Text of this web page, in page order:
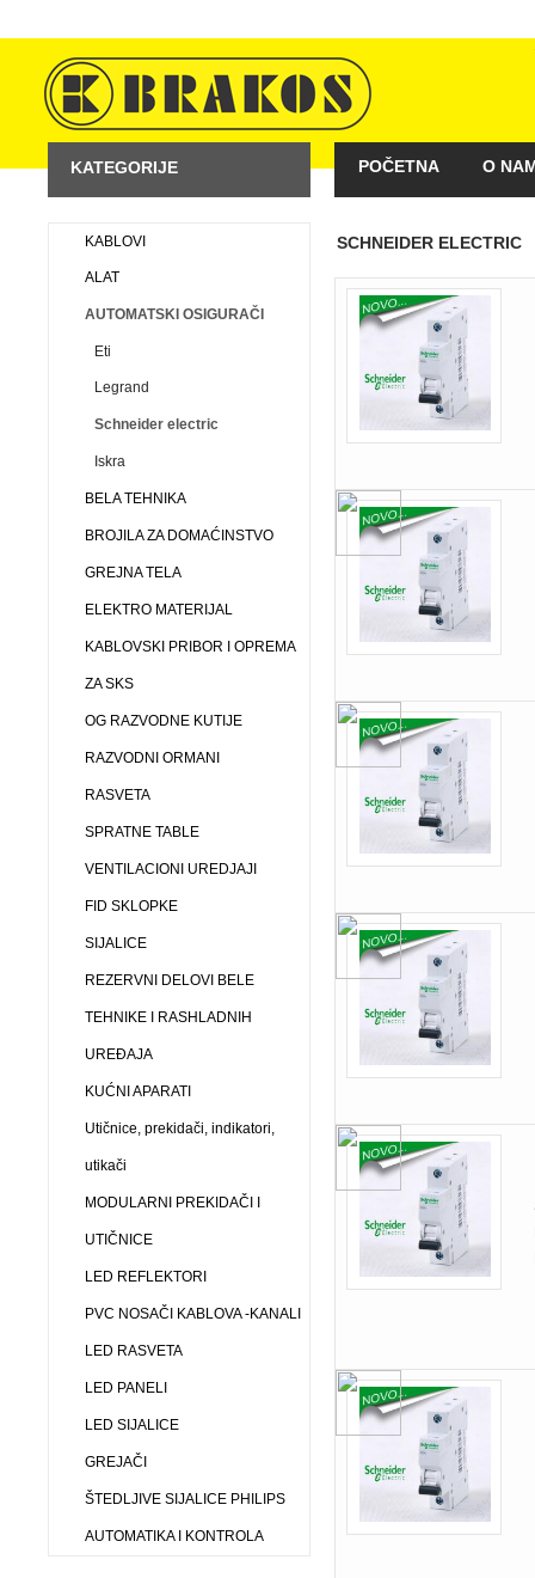
POČETNA O
KATEGORIJE
KABLOVI
ALAT
AUTOMATSKI OSIGURAČI
Eti
Legrand
Schneider electric
Iskra
BELA TEHNIKA
BROJILA ZA DOMAĆINSTVO
GREJNA TELA
ELEKTRO MATERIJAL
KABLOVSKI PRIBOR I OPREMA
ZA SKS
OG RAZVODNE KUTIJE
RAZVODNI ORMANI
RASVETA
SPRATNE TABLE
VENTILACIONI UREDJAJI
FID SKLOPKE
SIJALICE
REZERVNI DELOVI BELE
TEHNIKE I RASHLADNIH
UREĐAJA
KUĆNI APARATI
Utičnice, prekidači, indikatori,
utikači
MODULARNI PREKIDAČI I
UTIČNICE
LED REFLEKTORI
PVC NOSAČI KABLOVA -KANALI
LED RASVETA
LED PANELI
LED SIJALICE
GREJAČI
ŠTEDLJIVE SIJALICE PHILIPS
AUTOMATIKA I KONTROLA
SCHNEIDER ELECTRIC